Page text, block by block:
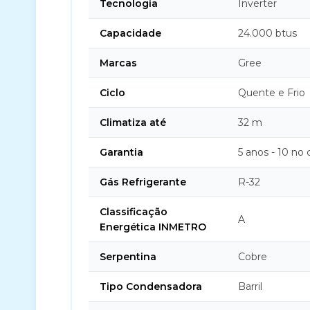
Tecnologia Inverter
Capacidade 24.000 btus
Marcas Gree
Ciclo Quente e Frio
Climatiza até 32 m
Garantia 5 anos - 10 no
Gás Refrigerante R-32
Classificação
Energética INMETRO
A
Serpentina Cobre
Tipo Condensadora Barril